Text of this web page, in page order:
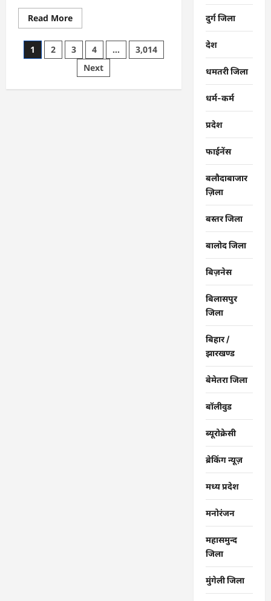
Read MoreRead
more
CG
:
समाज
एकजुटता
Posts
1 2 3 4 …
3,014
Next
दुर्ग जिला
देश
धमतरी जिला
धर्म-कर्म
प्रदेश
फाईनेंस
बलौदाबाजार
ज़िला
बस्तर जिला
बालोद जिला
बिज़नेस
बिलासपुर
जिला
बिहार /
झारखण्ड
बेमेतरा जिला
बॉलीवुड
ब्यूरोक्रेसी
ब्रेकिंग न्यूज़
मध्य प्रदेश
मनोरंजन
महासमुन्द
जिला
मुंगेली जिला